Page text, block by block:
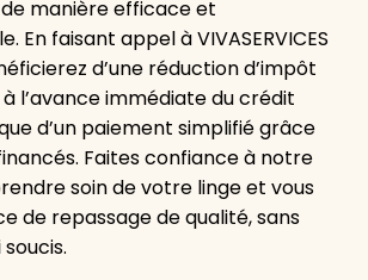
manière efficace et
En faisant appel à VIVASERVICES
d’une réduction d’impôt
l’avance immédiate du crédit
d’un paiement simplifié grâce
Faites confiance à notre
soin de votre linge et vous
de repassage de qualité, sans